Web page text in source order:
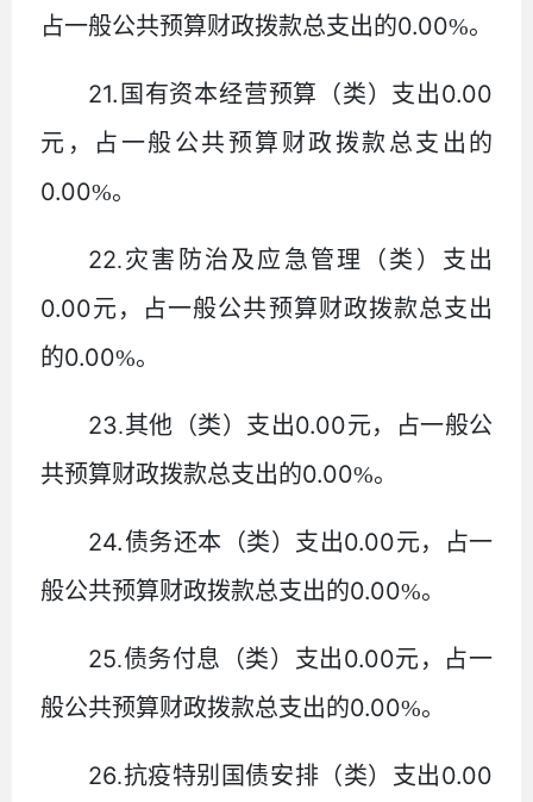
占一般公共预算财政拨款总支出的0.00%。
21. 国有资本经营预算（类）支出0.00
元，占一般公共预算财政拨款总支出的
0.00%。
22.灾害防治及应急管理（类）支出
0.00元，占一般公共预算财政拨款总支出
的0.00%。
23.其他（类）支出0.00元，占一般公
共预算财政拨款总支出的0.00%。
24.债务还本（类）支出0.00元，占一
般公共预算财政拨款总支出的0.00%。
25.债务付息（类）支出0.00元，占一
般公共预算财政拨款总支出的0.00%。
26.抗疫特别国债安排（类）支出0.00